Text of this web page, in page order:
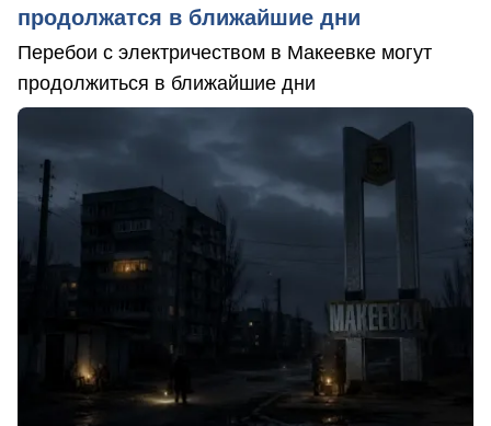
продолжатся в ближайшие дни
Перебои с электричеством в Макеевке могут
продолжиться в ближайшие дни